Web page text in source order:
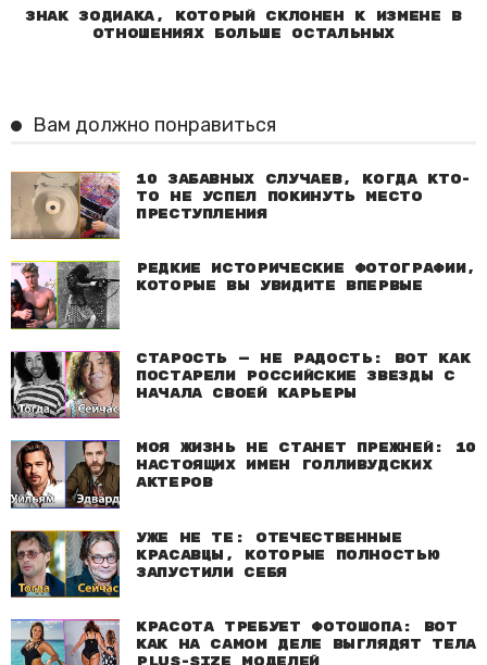
Знак Зодиака, который склонен к измене в
отношениях больше остальных
Вам должно понравиться
10 забавных случаев, когда кто-
то не успел покинуть место
преступления
Редкие исторические фотографии,
которые вы увидите впервые
Старость — не радость: Вот как
постарели российские звезды с
начала своей карьеры
Моя жизнь не станет прежней: 10
настоящих имен голливудских
актеров
Уже не те: Отечественные
красавцы, которые полностью
запустили себя
Красота требует фотошопа: Вот
как на самом деле выглядят тела